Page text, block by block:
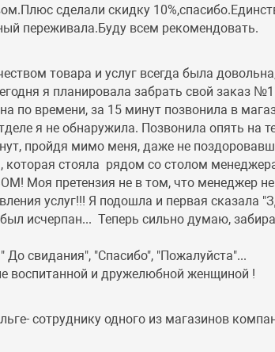
сделали скидку
переживала.Буду всем рекомендовать.
товара и услуг всегда была
я планировала забрать свой заказ
по времени, за 15 минут позвонила в
я не обнаружила. Позвонила опять на
пройдя мимо меня, даже не
стояла рядом со столом
претензия не в том, что менеджер не
услуг!!! Я подошла и первая сказала
исчерпан... Теперь сильно думаю,
До свидания", "Спасибо", "Пожалуйста"...
воспитанной и дружелюбной женщиной !
сотруднику одного из магазинов